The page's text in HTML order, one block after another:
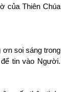
của Thiên Chúa
ơn soi sáng trong
tin vào Người.